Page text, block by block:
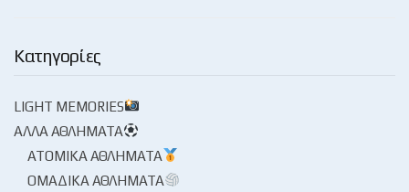
Κατηγορίες
LIGHT MEMORIES
ΆΛΛΑ ΑΘΛΉΜΑΤΑ
ΑΤΟΜΙΚΆ ΑΘΛΉΜΑΤΑ
ΟΜΑΔΙΚΆ ΑΘΛΉΜΑΤΑ